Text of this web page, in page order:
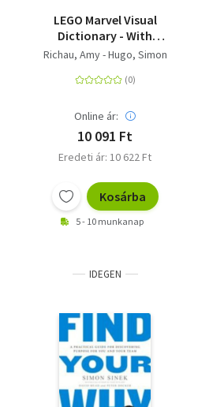
LEGO Marvel Visual
Dictionary - With
Exclusive LEGO Iron
Richau, Amy - Hugo, Simon
Online ár:
10 091 Ft
Eredeti ár: 10 622 Ft
Kosárba
5 - 10 munkanap
IDEGEN